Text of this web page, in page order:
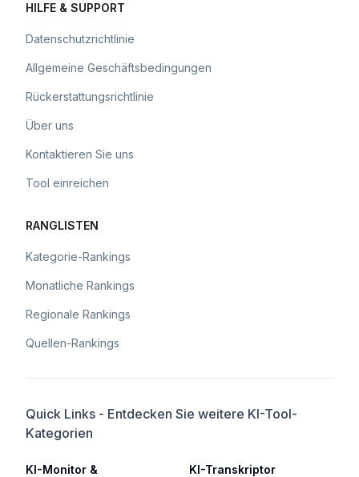
HILFE & SUPPORT
Datenschutzrichtlinie
Allgemeine Geschäftsbedingungen
Rückerstattungsrichtlinie
Über uns
Kontaktieren Sie uns
Tool einreichen
RANGLISTEN
Kategorie-Rankings
Monatliche Rankings
Regionale Rankings
Quellen-Rankings
Quick Links - Entdecken Sie weitere KI-Tool-
Kategorien
KI-Monitor &
KI-Transkriptor